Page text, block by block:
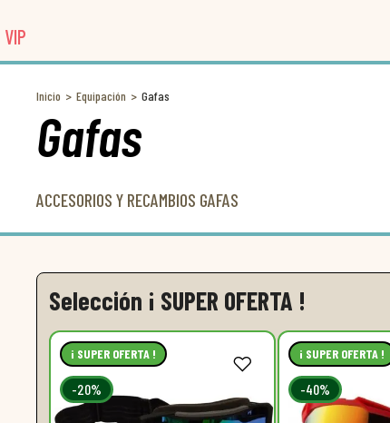
VIP
Inicio Equipación Gafas
Gafas
ACCESORIOS Y RECAMBIOS GAFAS
Selección ¡ SUPER OFERTA !
¡ SUPER OFERTA !
-20%
¡ SUPER OFERTA !
-40%